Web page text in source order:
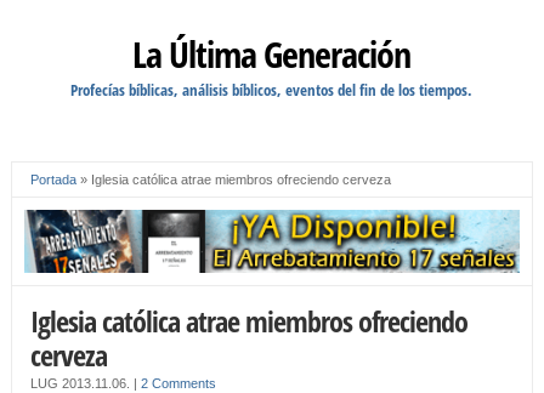
La Última Generación
Profecías bíblicas, análisis bíblicos, eventos del fin de los tiempos.
Portada» Iglesia católica atrae miembros ofreciendo cerveza
Iglesia católica atrae miembros ofreciendo
cerveza
LUG 2013.11.06. 2 Comments